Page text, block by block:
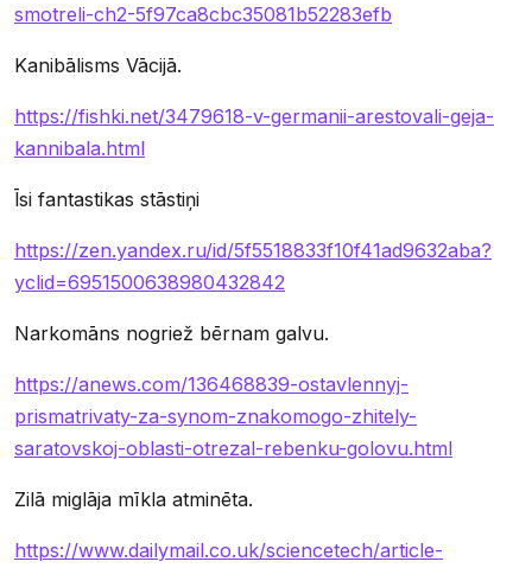
smotreli-ch2-5f97ca8cbc35081b52283efb
Kanibālisms Vācijā.
https://fishki.net/3479618-v-germanii-arestovali-geja-
kannibala.html
Īsi fantastikas stāstiņi
https://zen.yandex.ru/id/5f5518833f10f41ad9632aba?
yclid=6951500638980432842
Narkomāns nogriež bērnam galvu.
https://anews.com/136468839-ostavlennyj-
prismatrivaty-za-synom-znakomogo-zhitely-
saratovskoj-oblasti-otrezal-rebenku-golovu.html
Zilā miglāja mīkla atminēta.
https://www.dailymail.co.uk/sciencetech/article-